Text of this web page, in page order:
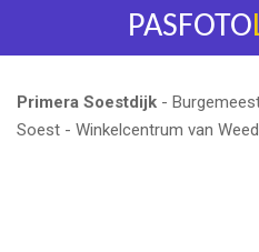
direct
de
hoofdinhoud
PASFOTO
Primera Soestdijk -
Soest - Winkelcentrum van